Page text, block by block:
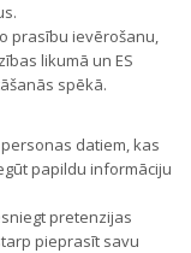
prasību ievērošanu,
likumā un ES
spēkā.
datiem, kas
papildu informāciju
pretenzijas
pieprasīt savu